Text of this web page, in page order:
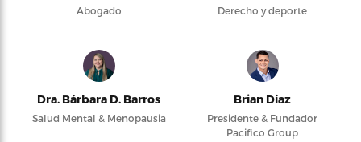
Abogado Derecho y deporte
Dra. Bárbara D. Barros
Salud Mental & Menopausia
Brian Díaz
Presidente & Fundador
Pacifico Group